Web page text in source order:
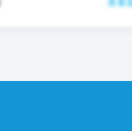
查看